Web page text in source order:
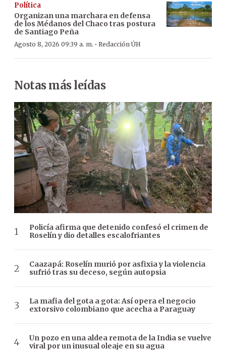
Política
Organizan una marchara en defensa
de los Médanos del Chaco tras postura
de Santiago Peña
Agosto 8, 2026 09:39 a. m. · Redacción ÚH
Notas más leídas
Policía afirma que detenido confesó el crimen de
Roselín y dio detalles escalofriantes
Caazapá: Roselín murió por asfixia y la violencia
sufrió tras su deceso, según autopsia
La mafia del gota a gota: Así opera el negocio
extorsivo colombiano que acecha a Paraguay
Un pozo en una aldea remota de la India se vuelve
viral por un inusual oleaje en su agua